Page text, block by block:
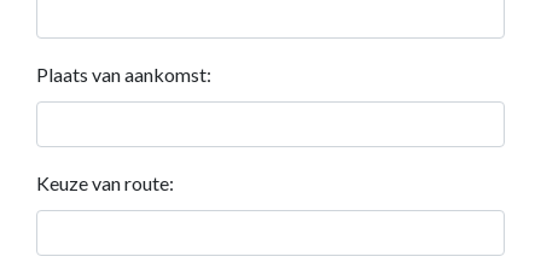
Plaats van aankomst:
Keuze van route: